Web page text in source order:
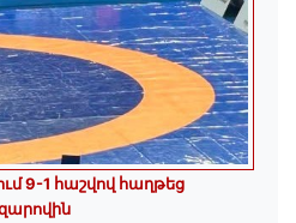
9-1 հաշվով հաղթեց